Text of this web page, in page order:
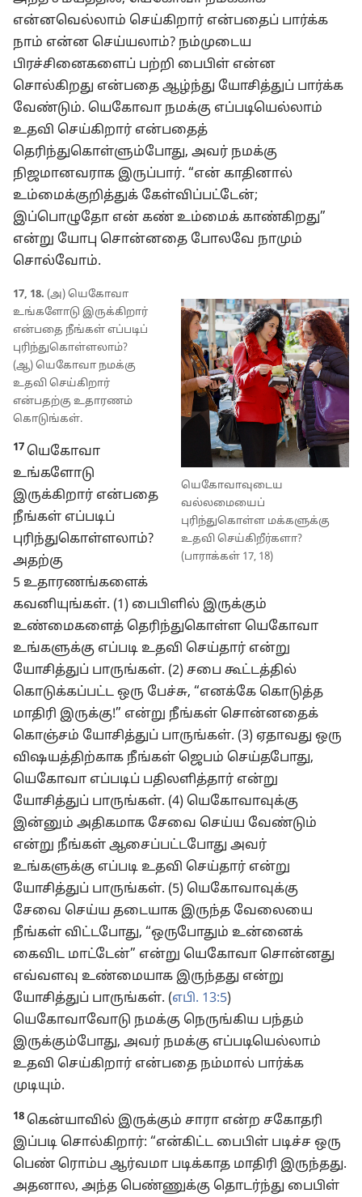
என்னவெல்லாம் செய்கிறார் என்பதைப் பார்க்க
நாம் என்ன செய்யலாம்? நம்முடைய
பிரச்சினைகளைப் பற்றி பைபிள் என்ன
சொல்கிறது என்பதை ஆழ்ந்து யோசித்துப் பார்க்க
வேண்டும். யெகோவா நமக்கு எப்படியெல்லாம்
உதவி செய்கிறார் என்பதைத்
தெரிந்துகொள்ளும்போது, அவர் நமக்கு
நிஜமானவராக இருப்பார். “என் காதினால்
உம்மைக்குறித்துக் கேள்விப்பட்டேன்;
இப்பொழுதோ என் கண் உம்மைக் காண்கிறது”
என்று யோபு சொன்னதை போலவே நாமும்
சொல்வோம்.
யெகோவாவுடைய
வல்லமையைப்
புரிந்துகொள்ள மக்களுக்கு
உதவி செய்கிறீர்களா?
(பாராக்கள் 17, 18)
17, 18. (அ) யெகோவா
உங்களோடு இருக்கிறார்
என்பதை நீங்கள் எப்படிப்
புரிந்துகொள்ளலாம்?
(ஆ) யெகோவா நமக்கு
உதவி செய்கிறார்
என்பதற்கு உதாரணம்
கொடுங்கள்.
17 யெகோவா
உங்களோடு
இருக்கிறார் என்பதை
நீங்கள் எப்படிப்
புரிந்துகொள்ளலாம்?
அதற்கு
5 உதாரணங்களைக்
கவனியுங்கள். (1) பைபிளில் இருக்கும்
உண்மைகளைத் தெரிந்துகொள்ள யெகோவா
உங்களுக்கு எப்படி உதவி செய்தார் என்று
யோசித்துப் பாருங்கள். (2) சபை கூட்டத்தில்
கொடுக்கப்பட்ட ஒரு பேச்சு, “எனக்கே கொடுத்த
மாதிரி இருக்கு!” என்று நீங்கள் சொன்னதைக்
கொஞ்சம் யோசித்துப் பாருங்கள். (3) ஏதாவது ஒரு
விஷயத்திற்காக நீங்கள் ஜெபம் செய்தபோது,
யெகோவா எப்படிப் பதிலளித்தார் என்று
யோசித்துப் பாருங்கள். (4) யெகோவாவுக்கு
இன்னும் அதிகமாக சேவை செய்ய வேண்டும்
என்று நீங்கள் ஆசைப்பட்டபோது அவர்
உங்களுக்கு எப்படி உதவி செய்தார் என்று
யோசித்துப் பாருங்கள். (5) யெகோவாவுக்கு
சேவை செய்ய தடையாக இருந்த வேலையை
நீங்கள் விட்டபோது, “ஒருபோதும் உன்னைக்
கைவிட மாட்டேன்” என்று யெகோவா சொன்னது
எவ்வளவு உண்மையாக இருந்தது என்று
யோசித்துப் பாருங்கள். (எபி. 13:5)
யெகோவாவோடு நமக்கு நெருங்கிய பந்தம்
இருக்கும்போது, அவர் நமக்கு எப்படியெல்லாம்
உதவி செய்கிறார் என்பதை நம்மால் பார்க்க
முடியும்.
18 கென்யாவில் இருக்கும் சாரா என்ற சகோதரி
இப்படி சொல்கிறார்: “என்கிட்ட பைபிள் படிச்ச ஒரு
பெண் ரொம்ப ஆர்வமா படிக்காத மாதிரி இருந்தது.
அதனால, அந்த பெண்ணுக்கு தொடர்ந்து பைபிள்